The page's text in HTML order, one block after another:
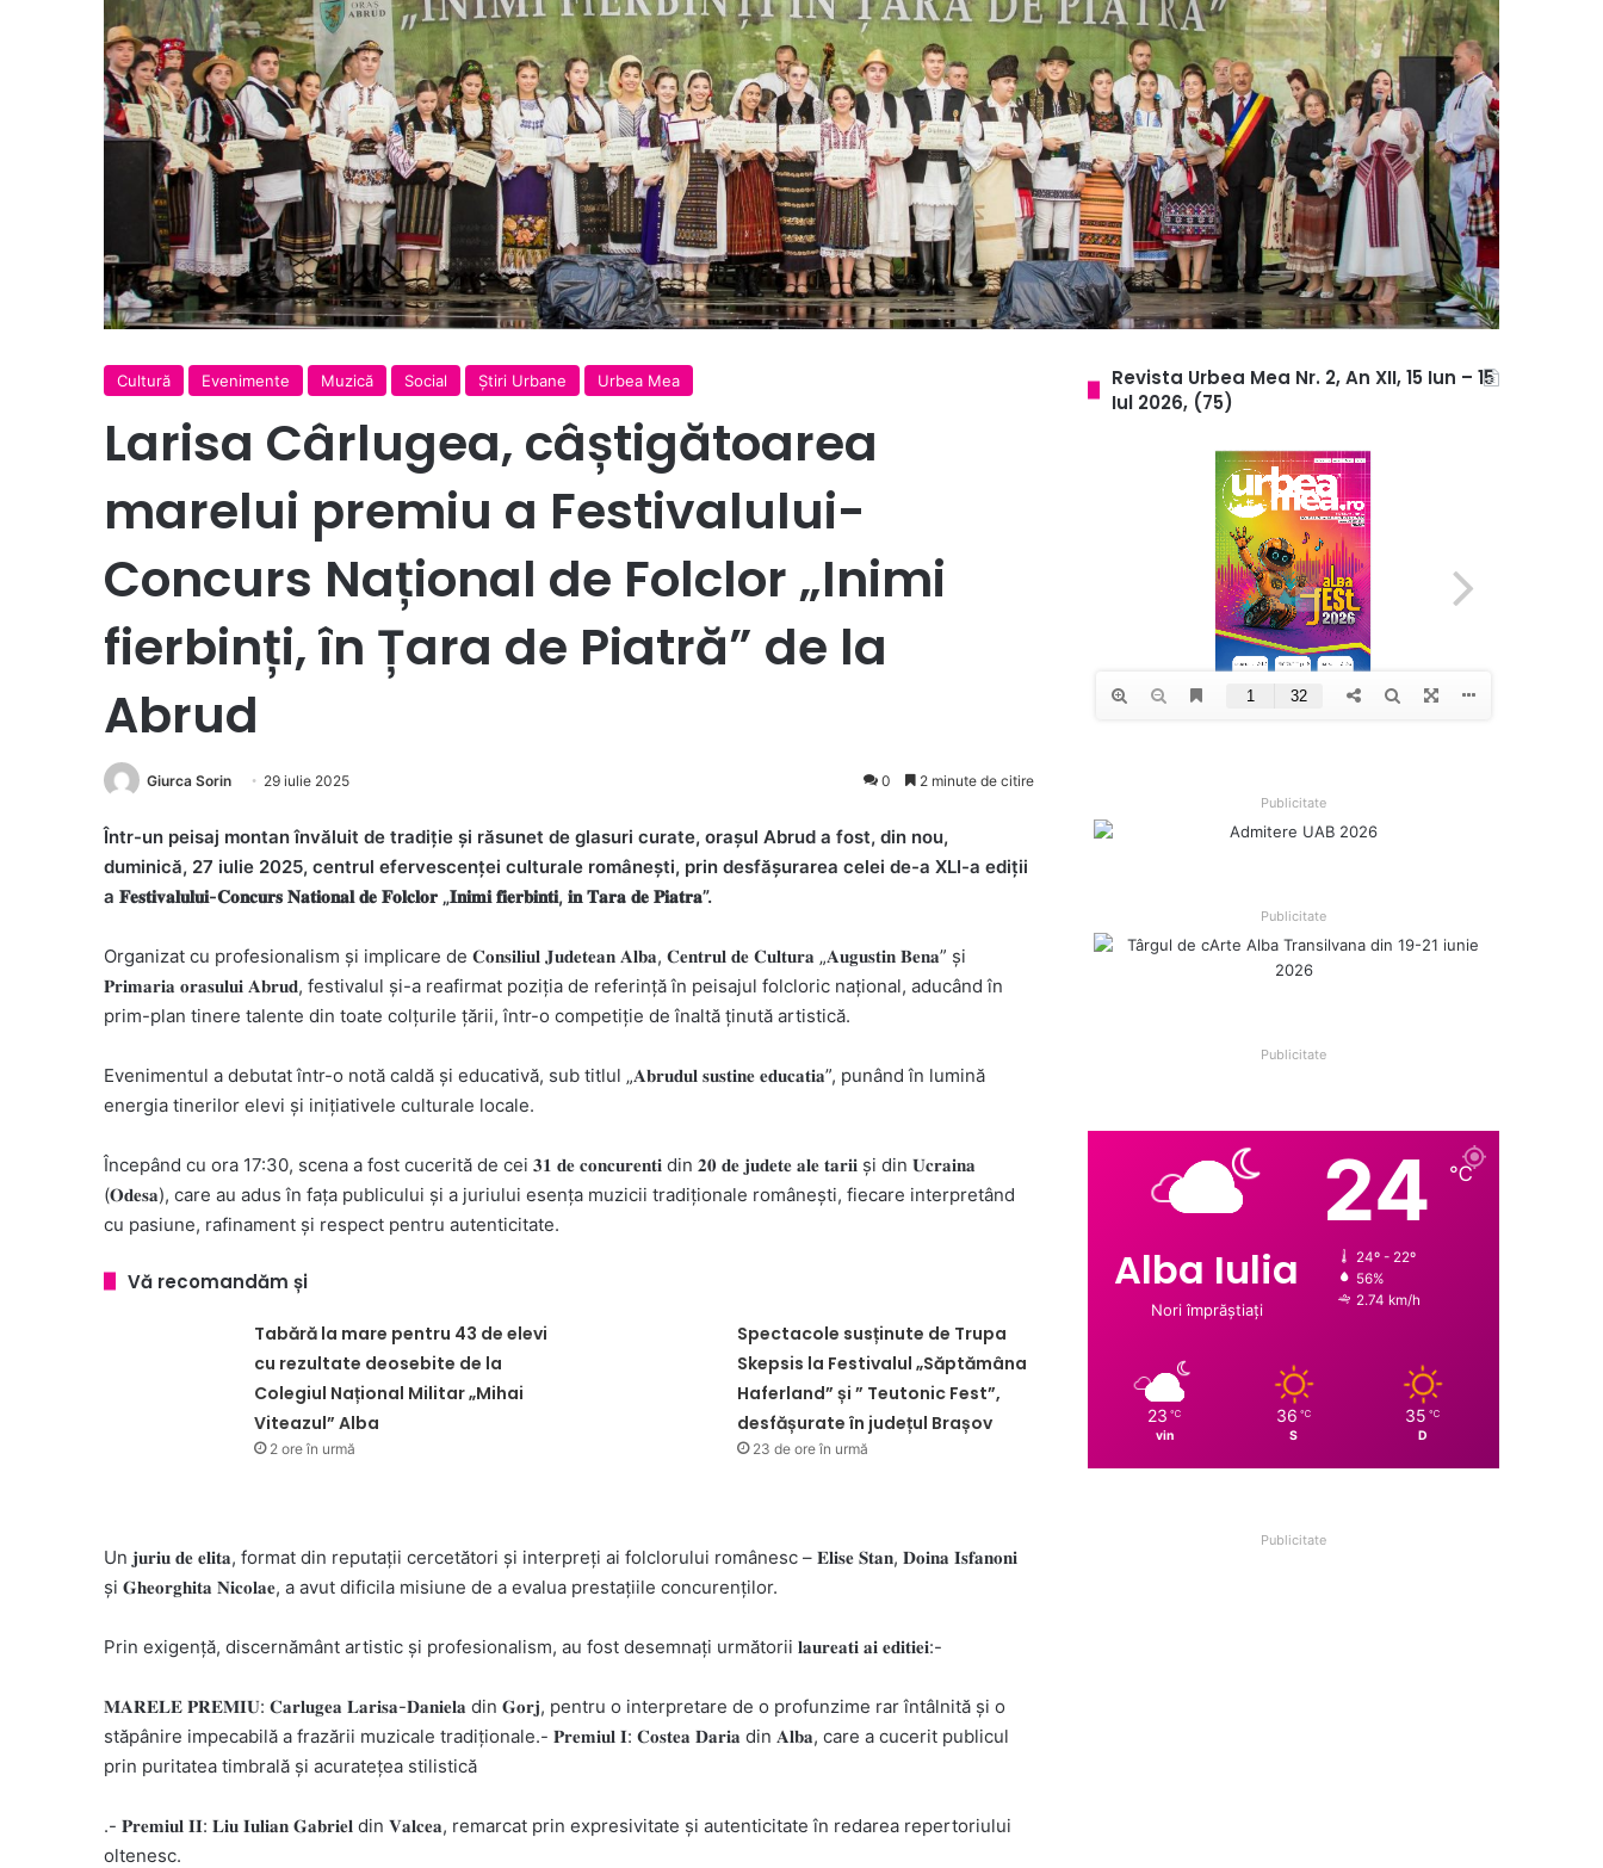
Cultură Evenimente Muzică Social Ştiri Urbane Urbea Mea
Larisa Cârlugea, câștigătoarea
marelui premiu a Festivalului-
Concurs Național de Folclor „Inimi
fierbinți, în Țara de Piatră” de la
Abrud
Giurca Sorin 29 iulie 2025 0 2 minute de citire
Într-un peisaj montan învăluit de tradiție și răsunet de glasuri curate, orașul Abrud a fost, din nou,
duminică, 27 iulie 2025, centrul efervescenței culturale românești, prin desfășurarea celei de-a XLI-a ediții
a 𝐅𝐞𝐬𝐭𝐢𝐯𝐚𝐥𝐮𝐥𝐮𝐢-𝐂𝐨𝐧𝐜𝐮𝐫𝐬 𝐍𝐚𝐭𝐢𝐨𝐧𝐚𝐥 𝐝𝐞 𝐅𝐨𝐥𝐜𝐥𝐨𝐫 „𝐈𝐧𝐢𝐦𝐢 𝐟𝐢𝐞𝐫𝐛𝐢𝐧𝐭𝐢, 𝐢𝐧 𝐓𝐚𝐫𝐚 𝐝𝐞 𝐏𝐢𝐚𝐭𝐫𝐚”.
Organizat cu profesionalism și implicare de 𝐂𝐨𝐧𝐬𝐢𝐥𝐢𝐮𝐥 𝐉𝐮𝐝𝐞𝐭𝐞𝐚𝐧 𝐀𝐥𝐛𝐚, 𝐂𝐞𝐧𝐭𝐫𝐮𝐥 𝐝𝐞 𝐂𝐮𝐥𝐭𝐮𝐫𝐚 „𝐀𝐮𝐠𝐮𝐬𝐭𝐢𝐧 𝐁𝐞𝐧𝐚” și
𝐏𝐫𝐢𝐦𝐚𝐫𝐢𝐚 𝐨𝐫𝐚𝐬𝐮𝐥𝐮𝐢 𝐀𝐛𝐫𝐮𝐝, festivalul și-a reafirmat poziția de referință în peisajul folcloric național, aducând în
prim-plan tinere talente din toate colțurile țării, într-o competiție de înaltă ținută artistică.
Evenimentul a debutat într-o notă caldă și educativă, sub titlul „𝐀𝐛𝐫𝐮𝐝𝐮𝐥 𝐬𝐮𝐬𝐭𝐢𝐧𝐞 𝐞𝐝𝐮𝐜𝐚𝐭𝐢𝐚”, punând în lumină
energia tinerilor elevi și inițiativele culturale locale.
Începând cu ora 17:30, scena a fost cucerită de cei 𝟑𝟏 𝐝𝐞 𝐜𝐨𝐧𝐜𝐮𝐫𝐞𝐧𝐭𝐢 din 𝟐𝟎 𝐝𝐞 𝐣𝐮𝐝𝐞𝐭𝐞 𝐚𝐥𝐞 𝐭𝐚𝐫𝐢𝐢 și din 𝐔𝐜𝐫𝐚𝐢𝐧𝐚
(𝐎𝐝𝐞𝐬𝐚), care au adus în fața publicului și a juriului esența muzicii tradiționale românești, fiecare interpretând
cu pasiune, rafinament și respect pentru autenticitate.
Vă recomandăm și
Tabără la mare pentru 43 de elevi
cu rezultate deosebite de la
Colegiul Național Militar „Mihai
Viteazul” Alba
2 ore în urmă
Spectacole susținute de Trupa
Skepsis la Festivalul „Săptămâna
Haferland” și ” Teutonic Fest”,
desfășurate în județul Brașov
23 de ore în urmă
Un 𝐣𝐮𝐫𝐢𝐮 𝐝𝐞 𝐞𝐥𝐢𝐭𝐚, format din reputații cercetători și interpreți ai folclorului românesc – 𝐄𝐥𝐢𝐬𝐞 𝐒𝐭𝐚𝐧, 𝐃𝐨𝐢𝐧𝐚 𝐈𝐬𝐟𝐚𝐧𝐨𝐧𝐢
și 𝐆𝐡𝐞𝐨𝐫𝐠𝐡𝐢𝐭𝐚 𝐍𝐢𝐜𝐨𝐥𝐚𝐞, a avut dificila misiune de a evalua prestațiile concurenților.
Prin exigență, discernământ artistic și profesionalism, au fost desemnați următorii 𝐥𝐚𝐮𝐫𝐞𝐚𝐭𝐢 𝐚𝐢 𝐞𝐝𝐢𝐭𝐢𝐞𝐢:-
𝐌𝐀𝐑𝐄𝐋𝐄 𝐏𝐑𝐄𝐌𝐈𝐔: 𝐂𝐚𝐫𝐥𝐮𝐠𝐞𝐚 𝐋𝐚𝐫𝐢𝐬𝐚-𝐃𝐚𝐧𝐢𝐞𝐥𝐚 din 𝐆𝐨𝐫𝐣, pentru o interpretare de o profunzime rar întâlnită și o
stăpânire impecabilă a frazării muzicale tradiționale.- 𝐏𝐫𝐞𝐦𝐢𝐮𝐥 𝐈: 𝐂𝐨𝐬𝐭𝐞𝐚 𝐃𝐚𝐫𝐢𝐚 din 𝐀𝐥𝐛𝐚, care a cucerit publicul
prin puritatea timbrală și acuratețea stilistică
.- 𝐏𝐫𝐞𝐦𝐢𝐮𝐥 𝐈𝐈: 𝐋𝐢𝐮 𝐈𝐮𝐥𝐢𝐚𝐧 𝐆𝐚𝐛𝐫𝐢𝐞𝐥 din 𝐕𝐚𝐥𝐜𝐞𝐚, remarcat prin expresivitate și autenticitate în redarea repertoriului
oltenesc.
Revista Urbea Mea Nr. 2, An XII, 15 Iun – 15
Iul 2026, (75)
Publicitate
Publicitate
Publicitate
Alba Iulia
Nori împrăștiați
24 ℃
24º - 22º
56%
2.74 km/h
23 ℃
vin
36 ℃
S
35 ℃
D
Publicitate